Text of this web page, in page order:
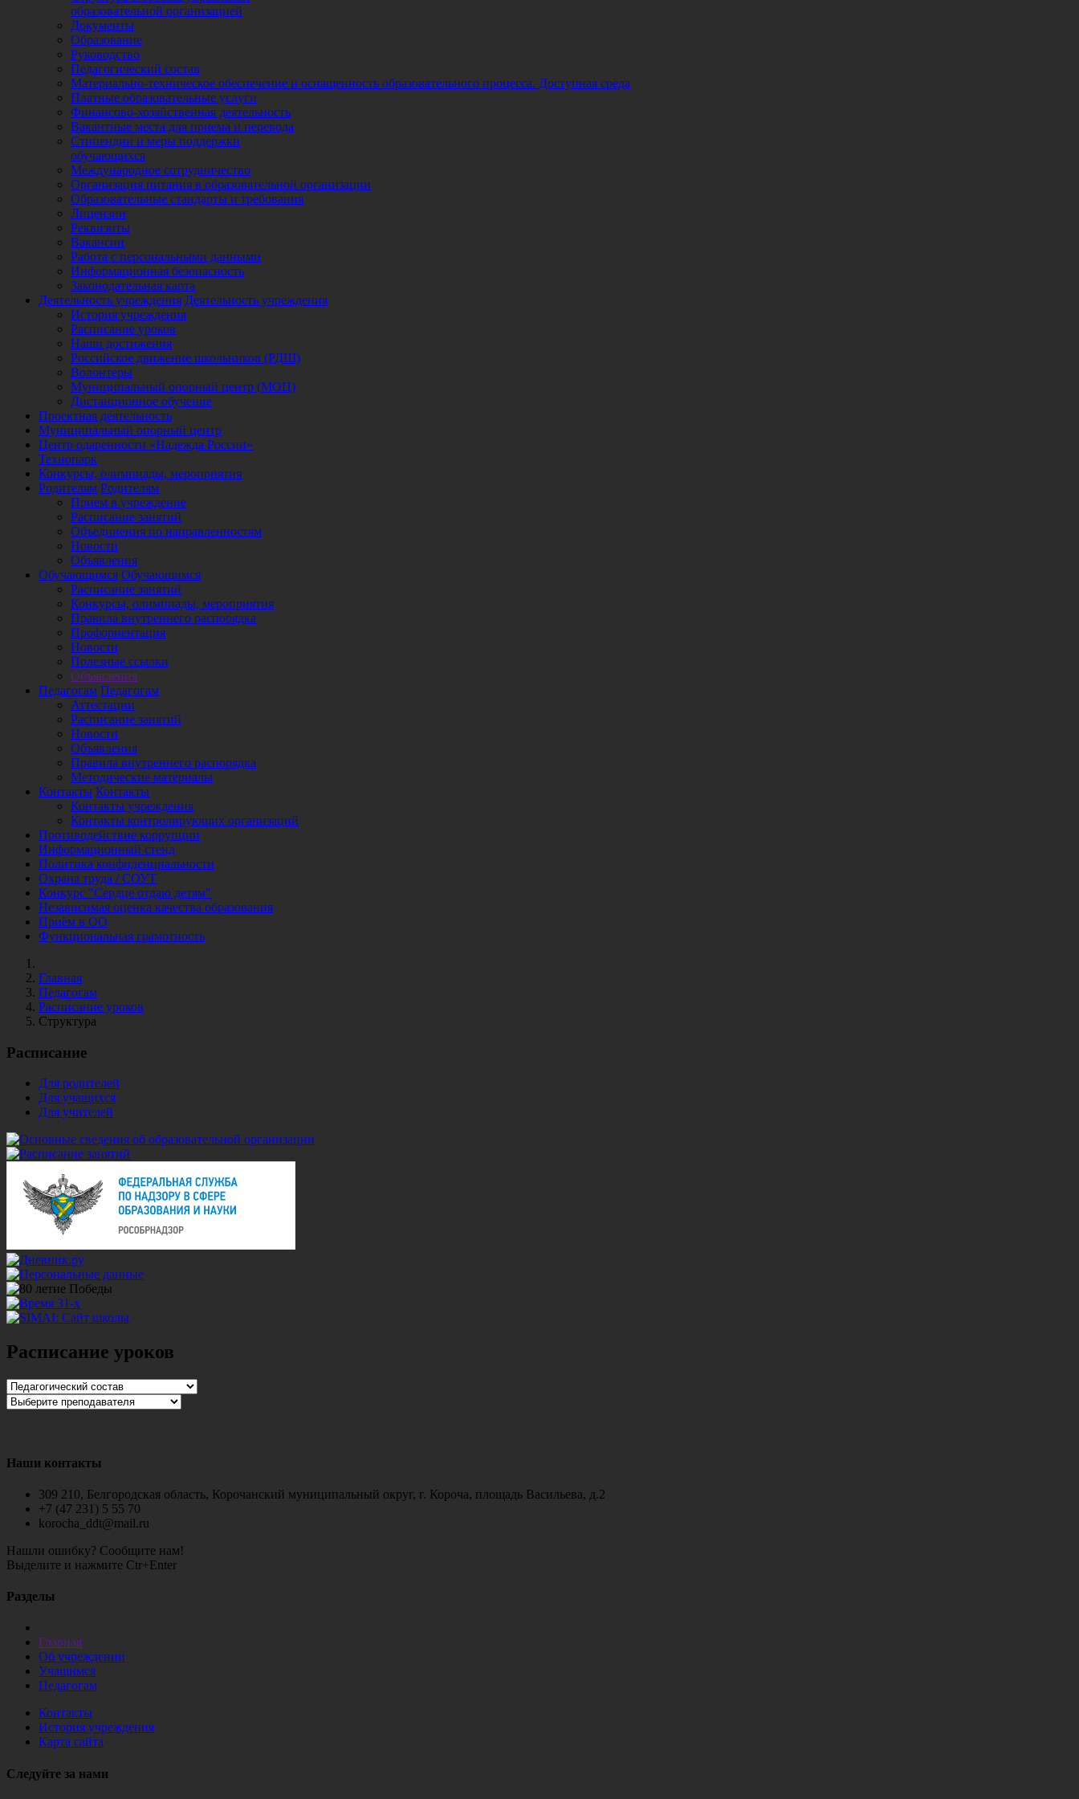
образовательной организацией
Документы
Образование
Руководство
Педагогический состав
Материально-техническое обеспечение и оснащенность образовательного процесса. Доступная среда
Платные образовательные услуги
Финансово-хозяйственная деятельность
Вакантные места для приема и перевода
Стипендии и меры поддержки
обучающихся
Международное сотрудничество
Организация питания в образовательной организации
Образовательные стандарты и требования
Лицензии
Реквизиты
Вакансии
Работа с персональными данными
Информационная безопасность
Законодательная карта
Деятельность учреждения Деятельность учреждения
История учреждения
Расписание уроков
Наши достижения
Российское движение школьников (РДШ)
Волонтеры
Муниципальный опорный центр (МОЦ)
Дистанционное обучение
Проектная деятельность
Муниципальный опорный центр
Центр одаренности «Надежда России»
Технопарк
Конкурсы, олимпиады, мероприятия
Родителям Родителям
Прием в учреждение
Расписание занятий
Объединения по направленностям
Новости
Объявления
Обучающимся Обучающимся
Расписание занятий
Конкурсы, олимпиады, мероприятия
Правила внутреннего распорядка
Профориентация
Новости
Полезные ссылки
Объявления
Педагогам Педагогам
Аттестации
Расписание занятий
Новости
Объявления
Правила внутреннего распорядка
Методические материалы
Контакты Контакты
Контакты учреждения
Контакты контролирующих организаций
Противодействие коррупции
Информационный стенд
Политика конфиденциальности
Охрана труда / СОУТ
Конкурс "Сердце отдаю детям"
Независимая оценка качества образования
Приём в ОО
Функциональная грамотность
Главная
Педагогам
Расписание уроков
Структура
Расписание
Для родителей
Для учащихся
Для учителей
Расписание уроков
Наши контакты
309 210, Белгородская область, Корочанский муниципальный округ, г. Короча, площадь Васильева, д.2
+7 (47 231) 5 55 70
korocha_ddt@mail.ru
Нашли ошибку? Сообщите нам!
Выделите и нажмите Ctr+Enter
Разделы
Главная
Об учреждении
Учащимся
Педагогам
Контакты
История учреждения
Карта сайта
Следуйте за нами